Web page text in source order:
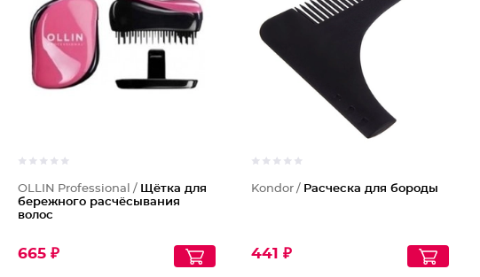
OLLIN Professional / Щётка для
бережного расчёсывания
волос
665 ₽
Kondor / Расческа для бороды
441 ₽